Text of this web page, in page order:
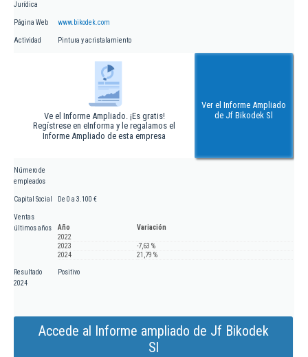
Jurídica
Página Web www.bikodek.com
Actividad Pintura y acristalamiento
Ve el Informe Ampliado. ¡Es gratis!
Regístrese en eInforma y le regalamos el
Informe Ampliado de esta empresa
Ver el Informe Ampliado
de Jf Bikodek Sl
Número de
empleados
Capital Social De 0 a 3.100 €
Ventas
últimos años
Año
Variación
2022
2023
-7,63 %
2024
21,79 %
Resultado
2024
Positivo
Accede al Informe ampliado de Jf Bikodek
Sl